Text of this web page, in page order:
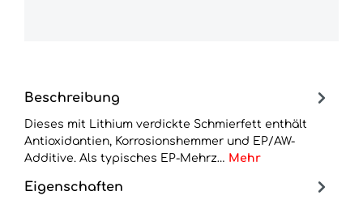
Beschreibung
Dieses mit Lithium verdickte Schmierfett enthält
Antioxidantien, Korrosionshemmer und EP/AW-
Additive. Als typisches EP-Mehrz… Mehr
Eigenschaften